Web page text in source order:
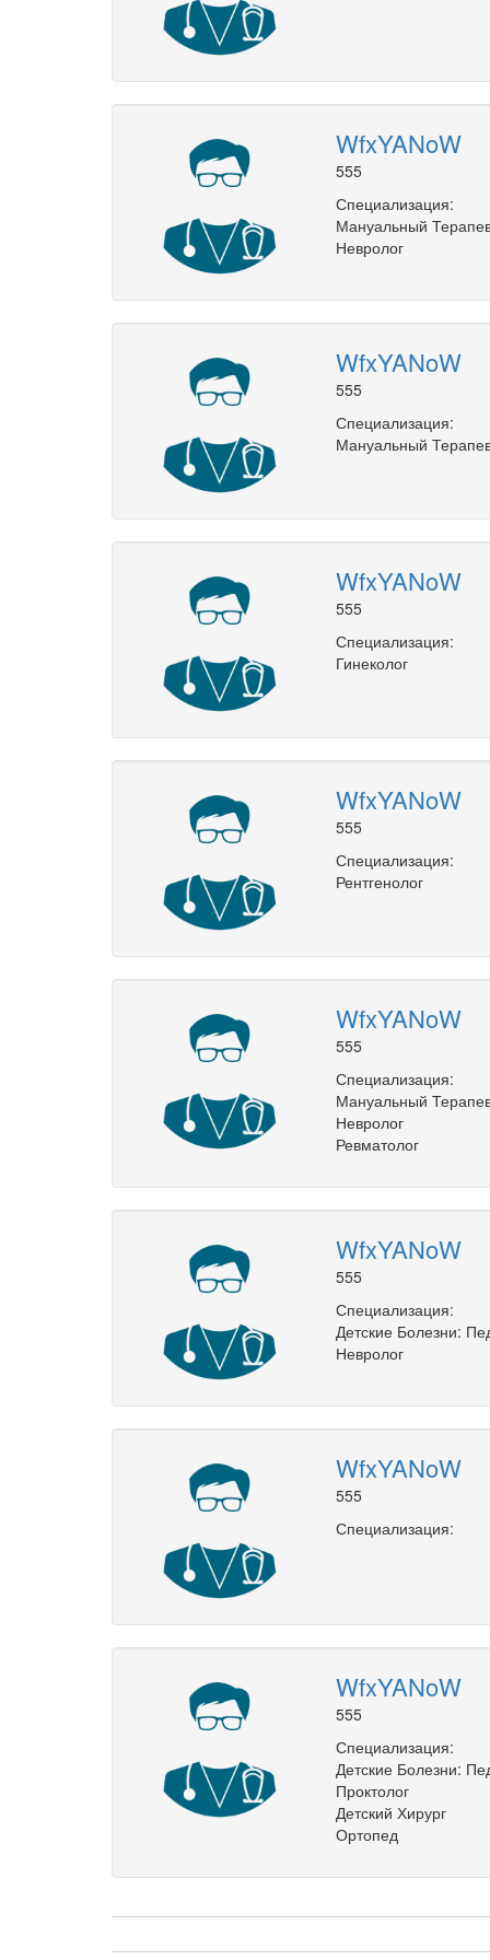
WfxYANoW
555
Специализация:
Мануальный
Невролог
WfxYANoW
555
Специализация:
Мануальный
WfxYANoW
555
Специализация:
Гинеколог
WfxYANoW
555
Специализация:
Рентгенолог
WfxYANoW
555
Специализация:
Мануальный
Невролог
Ревматолог
WfxYANoW
555
Специализация:
Детские Болезни:
Невролог
WfxYANoW
555
Специализация:
WfxYANoW
555
Специализация:
Детские Болезни:
Проктолог
Детский Хирург
Ортопед